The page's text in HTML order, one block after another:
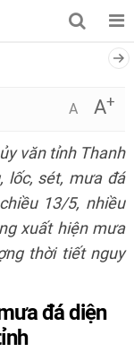
A A+
văn tỉnh Thanh
lốc, sét, mưa đá
13/5, nhiều
xuất hiện mưa
thời tiết nguy
đá diện